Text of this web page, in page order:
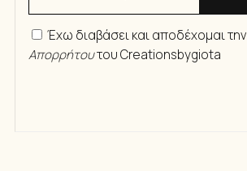
Έχω διαβάσει και αποδέχομαι την
Απορρήτουτου Creationsbygiota